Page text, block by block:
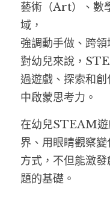
藝術（Art）、數
域，
強調動手做、跨
對幼兒來說，
過遊戲、探索和
中啟蒙思考力。
在幼兒STEAM遊
界、用眼睛觀察
方式，不但能激
題的基礎。